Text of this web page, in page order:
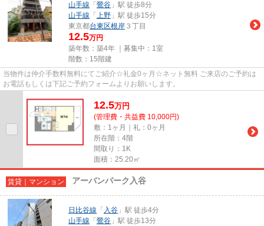
山手線 「 鶯谷 」駅 徒歩8分
山手線 「 上野 」駅 徒歩15分
東京都台東区根岸 ３丁目
12.5万円
築年数：築4年 ｜募集中： 1室
階数：15階建
当物件は仲介手数料無料にてご紹介☆礼金0ヶ月☆ネット無料 ご来店のご予約は
お電話もしくは下記ご予約フォームよりお願いします。
12.5万円
(管理費・共益費 10,000円)
敷：1ヶ月｜礼：0ヶ月
所在階：4階
間取り：1K
面積：25.20㎡
賃貸｜マンション アーバンパーク入谷
日比谷線 「 入谷 」駅 徒歩4分
山手線 「 鶯谷 」駅 徒歩13分